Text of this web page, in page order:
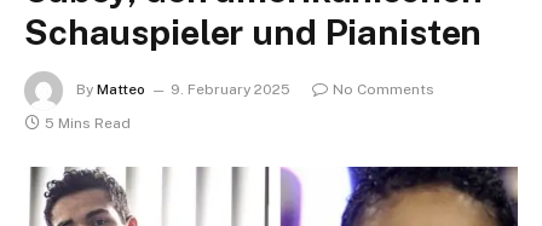
Schauspieler und Pianisten
By Matteo 9. February 2025
No Comments
5 Mins Read